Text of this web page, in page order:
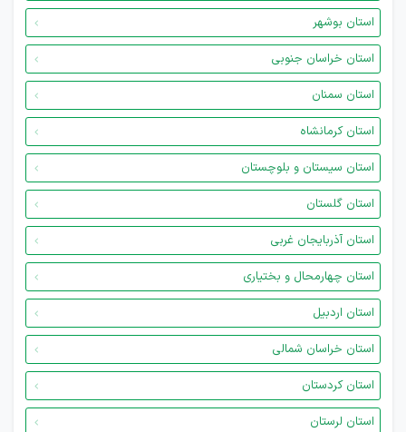
استان بوشهر
استان خراسان جنوبی
استان سمنان
استان کرمانشاه
استان سیستان و بلوچستان
استان گلستان
استان آذربایجان غربی
استان چهارمحال و بختیاری
استان اردبیل
استان خراسان شمالی
استان کردستان
استان لرستان